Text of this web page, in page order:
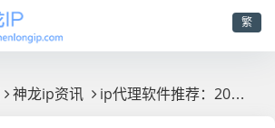
繁
神龙ip资讯 ip代理软件推荐：2026年良心测评，拒绝套路只谈真实体验